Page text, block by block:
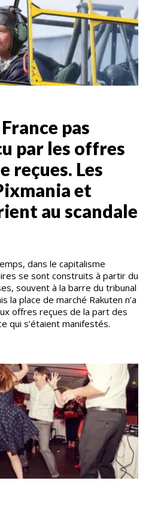
pas
par les offres
reçues. Les
et
au scandale
dans le capitalisme
se sont construits à partir du
souvent à la barre du tribunal
la place de marché Rakuten n’a
offres reçues de la part des
qui s’étaient manifestés.